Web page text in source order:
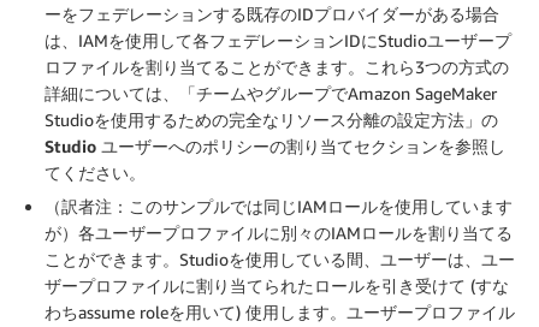
ーをフェデレーションする既存のIDプロバイダーがある場合
は、IAMを使用して各フェデレーションIDにStudioユーザープ
ロファイルを割り当てることができます。これら3つの方式の
詳細については、「チームやグループでAmazon SageMaker
Studioを使用するための完全なリソース分離の設定方法」の
Studio ユーザーへのポリシーの割り当てセクションを参照し
てください。
（訳者注：このサンプルでは同じIAMロールを使用しています
が）各ユーザープロファイルに別々のIAMロールを割り当てる
ことができます。Studioを使用している間、ユーザーは、ユー
ザープロファイルに割り当てられたロールを引き受けて (すな
わちassume roleを用いて) 使用します。ユーザープロファイル